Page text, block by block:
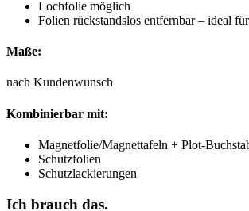
Lochfolie möglich
Folien rückstandslos entfernbar – ideal
Maße:
nach Kundenwunsch
Kombinierbar mit:
Magnetfolie/Magnettafeln + Plot-
Schutzfolien
Schutzlackierungen
Ich brauch das.